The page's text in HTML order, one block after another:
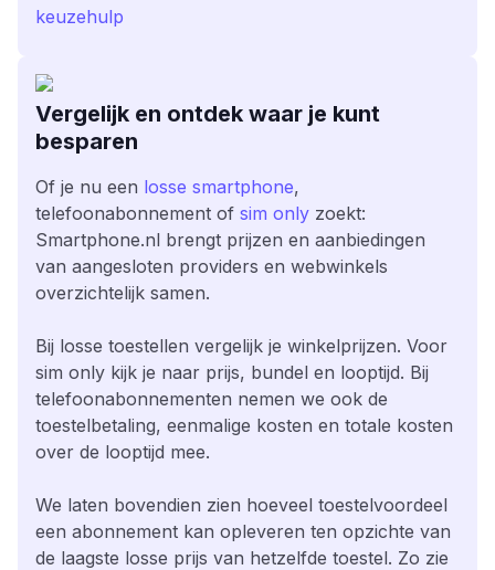
keuzehulp
Vergelijk en ontdek waar je kunt
besparen
Of je nu een losse smartphone,
telefoonabonnement of sim only zoekt:
Smartphone.nl brengt prijzen en aanbiedingen
van aangesloten providers en webwinkels
overzichtelijk samen.
Bij losse toestellen vergelijk je winkelprijzen. Voor
sim only kijk je naar prijs, bundel en looptijd. Bij
telefoonabonnementen nemen we ook de
toestelbetaling, eenmalige kosten en totale kosten
over de looptijd mee.
We laten bovendien zien hoeveel toestelvoordeel
een abonnement kan opleveren ten opzichte van
de laagste losse prijs van hetzelfde toestel. Zo zie